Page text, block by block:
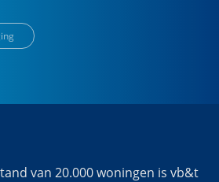
van 20.000 woningen is vb&t